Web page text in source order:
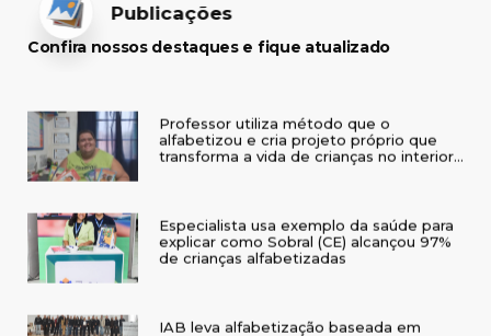
Publicações
Confira nossos destaques e fique atualizado
transforma a vida de crianças no interior
do RS
de crianças alfabetizadas